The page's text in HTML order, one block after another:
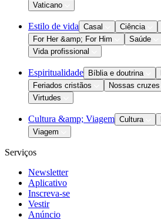
Vaticano
Estilo de vida Casal Ciência
For Her &amp; For Him
Saúde
Vida profissional
Espiritualidade Bíblia e doutrina
Feriados cristãos
Nossas cruzes
Virtudes
Cultura &amp; Viagem Cultura
Viagem
Serviços
Newsletter
Aplicativo
Inscreva-se
Vestir
Anúncio